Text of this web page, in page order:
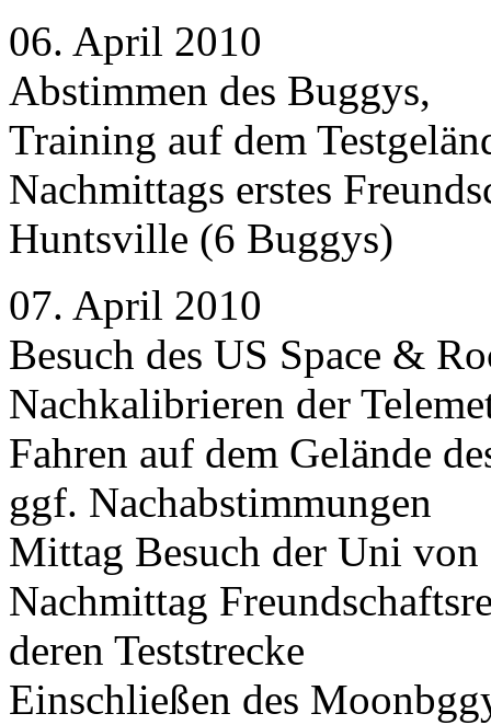
06. April 2010
Abstimmen des Buggys,
Training auf dem
Nachmittags erstes
Huntsville (6 Buggys)
07. April 2010
Besuch des US Space &
Nachkalibrieren der
Fahren auf dem Gelände
ggf. Nachabstimmungen
Mittag Besuch der Uni
Nachmittag
deren Teststrecke
Einschließen des